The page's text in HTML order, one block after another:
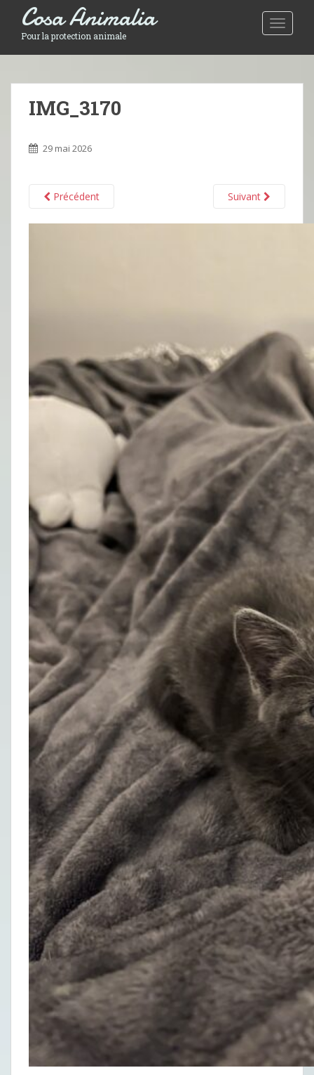
Toggle
Cosa Animalia
Pour la protection animale
IMG_3170
29 mai 2026
Précédent Suivant